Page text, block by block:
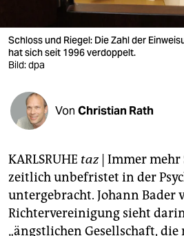
verlag
verlag
shop
fragen & hilfe
unterstützen
abo
genossenschaft
Schloss und Riegel: Die Zahl der
hat sich seit 1996 verdoppelt.
Bild: dpa
Von Christian Rath
KARLSRUHE taz| Immer mehr
zeitlich unbefristet in der
untergebracht. Johann Bader
Richtervereinigung sieht
„ängstlichen Gesellschaft,